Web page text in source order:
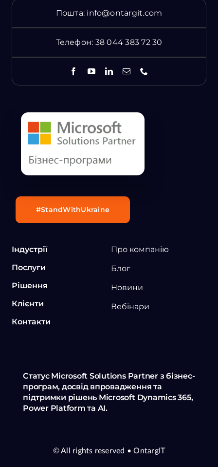
Пошта: info@ontargit.com
Телефон: 38 044 383 72 30
Індустрії
Послуги
Рішення
Клієнти
Контакти
Про компанію
Блог
Новини
Вебінари
Статус Microsoft Solutions Partner з бізнес-
програм, досвід впровадження та
підтримки рішень Microsoft Dynamics 365,
Power Platform та AI.
#StandWithUkraine
© All rights reserved • OntargIT